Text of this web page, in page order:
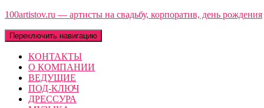
100artistov.ru — артисты на свадьбу, корпоратив, день рождения
Переключить навигацию
КОНТАКТЫ
О КОМПАНИИ
ВЕДУЩИЕ
ПОД-КЛЮЧ
ДРЕССУРА